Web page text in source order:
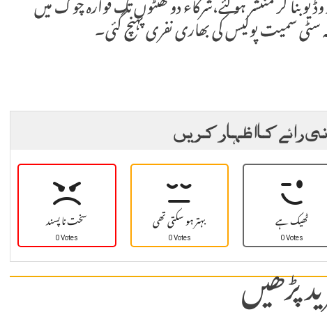
بنا کر منتشر ہو گئے،شرکاء دو گھنٹوں تک فوارہ چوک میں
سٹی سمیت پولیس کی بھاری نفری پہنچ گئی۔
رائے کا اظہار کریں
سخت نا پسند
0 Votes بہتر ہو سکتی تھی
0 Votes ٹھیک ہے
0 Votes